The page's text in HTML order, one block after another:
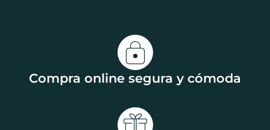
Compra online segura y cómoda